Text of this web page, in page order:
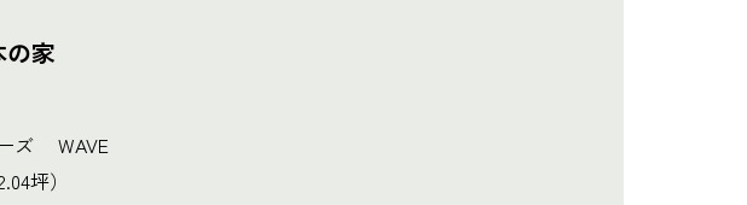
家
ズ WAVE
坪）